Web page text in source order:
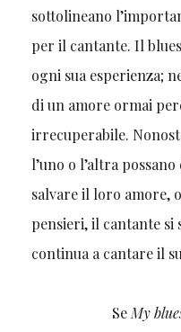
sottolineano
per il cantante. Il
ogni sua esperienza;
di un amore ormai
irrecuperabile.
l’uno o l’altra
salvare il loro amore,
pensieri, il cantante si
continua a cantare il
SeMy